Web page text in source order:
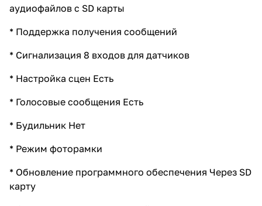
аудиофайлов с SD карты
* Поддержка получения сообщений
* Сигнализация 8 входов для датчиков
* Настройка сцен Есть
* Голосовые сообщения Есть
* Будильник Нет
* Режим фоторамки
* Обновление программного обеспечения Через SD
карту